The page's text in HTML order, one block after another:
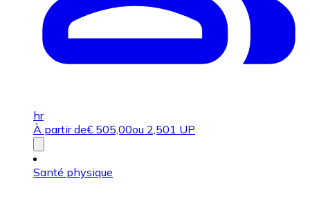
hr
À partir de€ 505,00ou 2,501 UP
Santé physique